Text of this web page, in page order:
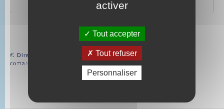
Office français de l'immigration et de l'intégration (Ofii)
© Direction de l’information légale et administrative
comarquage developpé parbaseo.io
activer
Tout accepter
Tout refuser
Personnaliser